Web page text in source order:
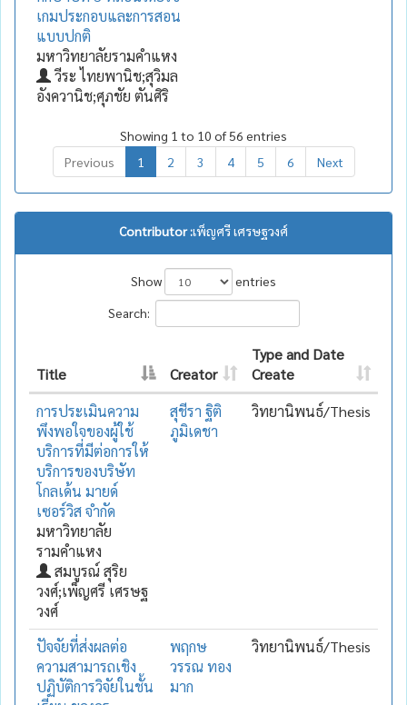
เกมประกอบและการสอน
แบบปกติ
มหาวิทยาลัยรามคำแหง
วีระ ไทยพานิช;สุวิมล
อังควานิช;ศุภชัย ตันศิริ
Showing 1 to 10 of 56 entries
Previous
1 2 3 4 5 6 Next
Contributor :เพ็ญศรี เศรษฐวงศ์
Show
entries
Search:
Title Creator
Type and Date
Create
การประเมินความ
พึงพอใจของผู้ใช้
บริการที่มีต่อการให้
บริการของบริษัท
โกลเด้น มายด์
เซอร์วิส จำกัด
มหาวิทยาลัย
รามคำแหง
สมบูรณ์ สุริย
วงศ์;เพ็ญศรี เศรษฐ
วงศ์
สุชีรา ฐิติ
ภูมิเดชา
วิทยานิพนธ์/Thesis
ปัจจัยที่ส่งผลต่อ
ความสามารถเชิง
ปฏิบัติการวิจัยในชั้น
พฤกษ
วรรณ ทอง
มาก
วิทยานิพนธ์/Thesis